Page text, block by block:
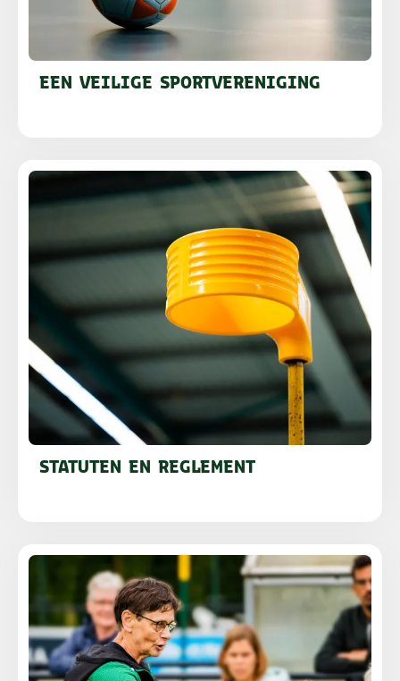
EEN VEILIGE SPORTVERENIGING
STATUTEN EN REGLEMENT